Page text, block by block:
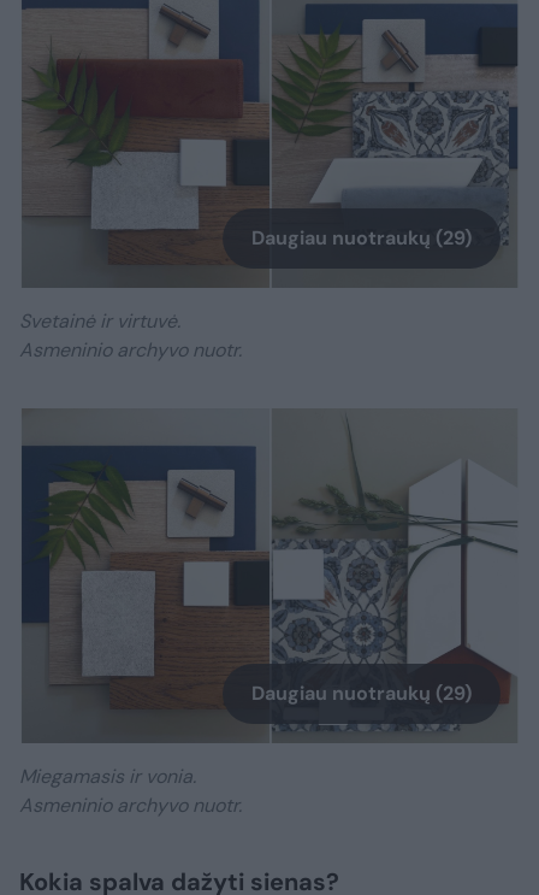
Daugiau nuotraukų (29)
Svetainė ir virtuvė.
Asmeninio archyvo nuotr.
Daugiau nuotraukų (29)
Miegamasis ir vonia.
Asmeninio archyvo nuotr.
Kokia spalva dažyti sienas?